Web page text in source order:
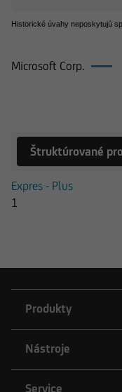
Historické úvahy neposkytujú
Microsoft Corp.
Štruktúrované
Expres - Plus
1
Produkty
Nástroje
Service